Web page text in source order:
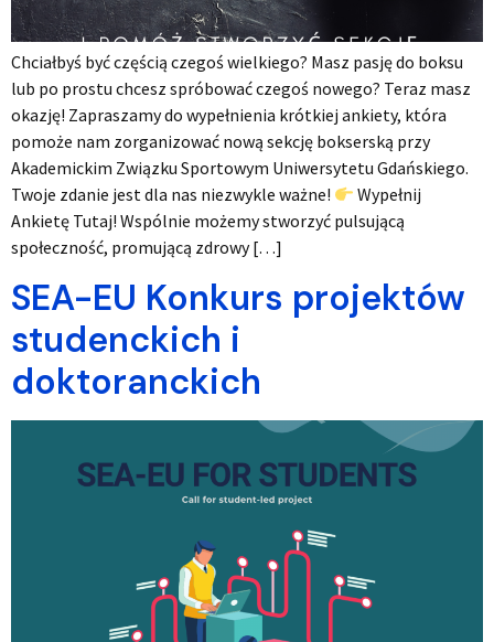
Chciałbyś być częścią czegoś wielkiego? Masz pasję do boksu
lub po prostu chcesz spróbować czegoś nowego? Teraz masz
okazję! Zapraszamy do wypełnienia krótkiej ankiety, która
pomoże nam zorganizować nową sekcję bokserską przy
Akademickim Związku Sportowym Uniwersytetu Gdańskiego.
Twoje zdanie jest dla nas niezwykle ważne!
Wypełnij
Ankietę Tutaj! Wspólnie możemy stworzyć pulsującą
społeczność, promującą zdrowy […]
SEA-EU Konkurs projektów
studenckich i
doktoranckich